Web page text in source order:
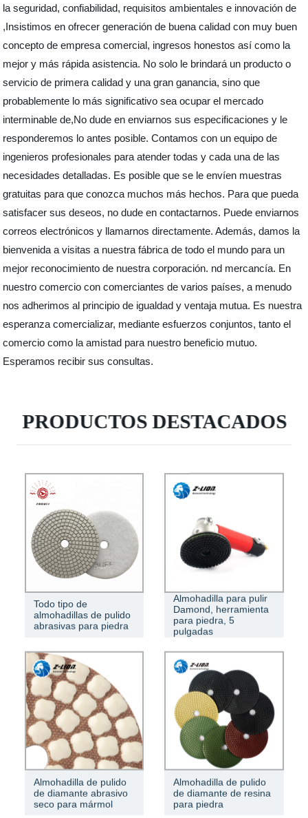
la seguridad, confiabilidad, requisitos ambientales e innovación de
,Insistimos en ofrecer generación de buena calidad con muy buen
concepto de empresa comercial, ingresos honestos así como la
mejor y más rápida asistencia. No solo le brindará un producto o
servicio de primera calidad y una gran ganancia, sino que
probablemente lo más significativo sea ocupar el mercado
interminable de,No dude en enviarnos sus especificaciones y le
responderemos lo antes posible. Contamos con un equipo de
ingenieros profesionales para atender todas y cada una de las
necesidades detalladas. Es posible que se le envíen muestras
gratuitas para que conozca muchos más hechos. Para que pueda
satisfacer sus deseos, no dude en contactarnos. Puede enviarnos
correos electrónicos y llamarnos directamente. Además, damos la
bienvenida a visitas a nuestra fábrica de todo el mundo para un
mejor reconocimiento de nuestra corporación. nd mercancía. En
nuestro comercio con comerciantes de varios países, a menudo
nos adherimos al principio de igualdad y ventaja mutua. Es nuestra
esperanza comercializar, mediante esfuerzos conjuntos, tanto el
comercio como la amistad para nuestro beneficio mutuo.
Esperamos recibir sus consultas.
PRODUCTOS DESTACADOS
Todo tipo de
almohadillas de pulido
abrasivas para piedra
Almohadilla para pulir
Damond, herramienta
para piedra, 5
pulgadas
Almohadilla de pulido
de diamante abrasivo
seco para mármol
Almohadilla de pulido
de diamante de resina
para piedra